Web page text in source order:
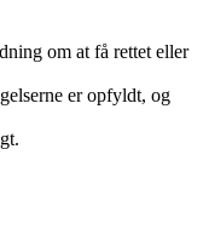
om at få rettet eller
er opfyldt, og